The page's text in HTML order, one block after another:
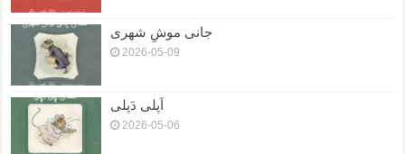
جانی موشِ شهری
2026-05-09
اَپلی دَپلی
2026-05-06